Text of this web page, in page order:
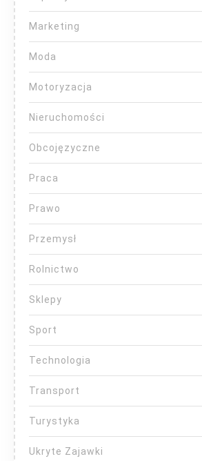
Marketing
Moda
Motoryzacja
Nieruchomości
Obcojęzyczne
Praca
Prawo
Przemysł
Rolnictwo
Sklepy
Sport
Technologia
Transport
Turystyka
Ukryte Zajawki